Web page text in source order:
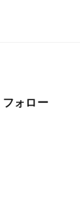
フォロー